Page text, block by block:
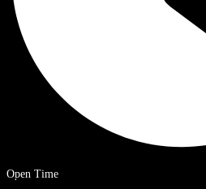
Open Time
09.00 – 20.00 uur Chinese standaardtijd.